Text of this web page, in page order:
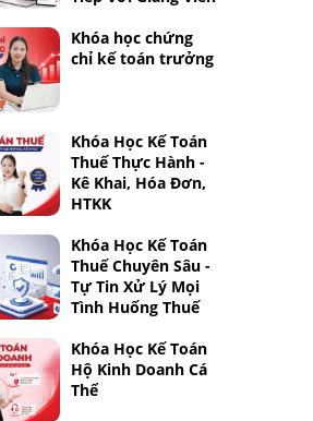
Khóa học chứng
chỉ kế toán trưởng
Khóa Học Kế Toán
Thuế Thực Hành -
Kê Khai, Hóa Đơn,
HTKK
Khóa Học Kế Toán
Thuế Chuyên Sâu -
Tự Tin Xử Lý Mọi
Tình Huống Thuế
Khóa Học Kế Toán
Hộ Kinh Doanh Cá
Thể